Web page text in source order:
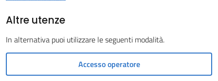
Servizi
line
Altre utenze
In alternativa puoi utilizzare le seguenti modalità.
Accesso operatore